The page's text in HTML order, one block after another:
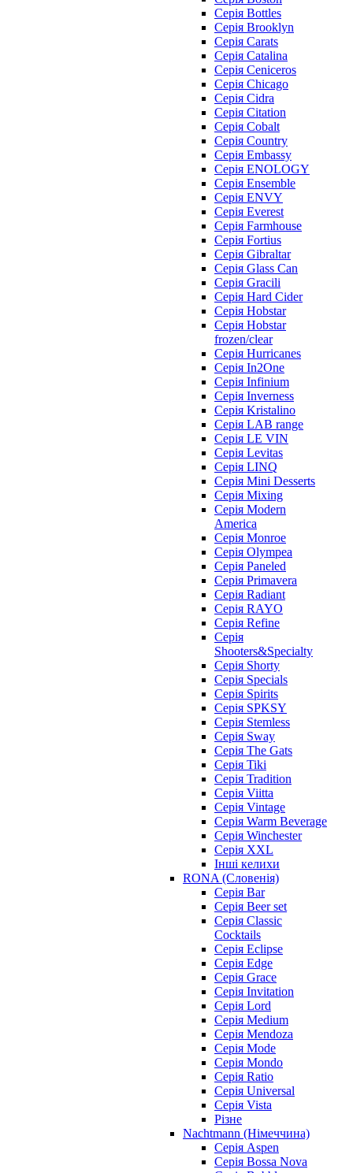
Серія Bottles
Серія Brooklyn
Серія Carats
Серія Catalina
Серія Ceniceros
Серія Chicago
Серія Cidra
Серія Citation
Серія Cobalt
Серія Country
Серія Embassy
Серія ENOLOGY
Серія Ensemble
Серія ENVY
Серія Everest
Серія Farmhouse
Серія Fortius
Серія Gibraltar
Серія Glass Can
Серія Gracili
Серія Hard Cider
Серія Hobstar
Серія Hobstar
frozen/clear
Серія Hurricanes
Серія In2One
Серія Infinium
Серія Inverness
Серія Kristalino
Серія LAB range
Серія LE VIN
Серія Levitas
Серія LINQ
Серія Mini Desserts
Серія Mixing
Серія Modern
America
Серія Monroe
Серія Olympea
Серія Paneled
Серія Primavera
Серія Radiant
Серія RAYO
Серія Refine
Серія
Shooters&Specialty
Серія Shorty
Серія Specials
Серія Spirits
Серія SPKSY
Серія Stemless
Серія Sway
Серія The Gats
Серія Tiki
Серія Tradition
Серія Viitta
Серія Vintage
Серія Warm Beverage
Серія Winchester
Серія XXL
Інші келихи
RONA (Словенія)
Серія Bar
Серія Beer set
Серія Classic
Cocktails
Серія Eclipse
Серія Edge
Серія Grace
Серія Invitation
Серія Lord
Серія Medium
Серія Mendoza
Серія Mode
Серія Mondo
Серія Ratio
Серія Universal
Серія Vista
Різне
Nachtmann (Німеччина)
Серія Aspen
Серія Bossa Nova